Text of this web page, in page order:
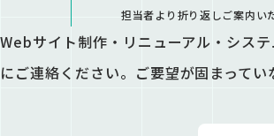
担当者より折り返しご案内い
Webサイト制作・リニューアル・シス
にご連絡ください。ご要望が固まって